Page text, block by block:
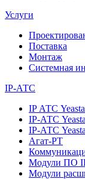
Услуги
Поставка
Монтаж
Системная
IP-АТС
IP АТС
IP-АТС
IP-АТС
Агат-РТ
Модули ПО
Модули